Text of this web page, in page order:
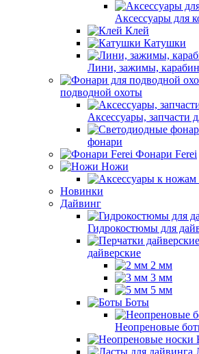
Аксессуары для
Клей
Катушки
Лини, зажимы,
подводной охоты
Аксессуары, запчасти
фонари
Фонари Ferei
Ножи
Новинки
Дайвинг
Гидрокостюмы для
дайверские
2 мм
3 мм
5 мм
Боты
Неопреновые